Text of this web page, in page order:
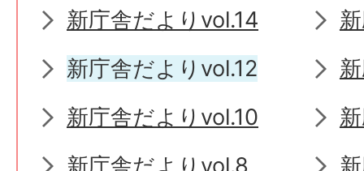
新庁舎だよりvol.14
新庁舎だよりvol.12
新庁舎だよりvol.10